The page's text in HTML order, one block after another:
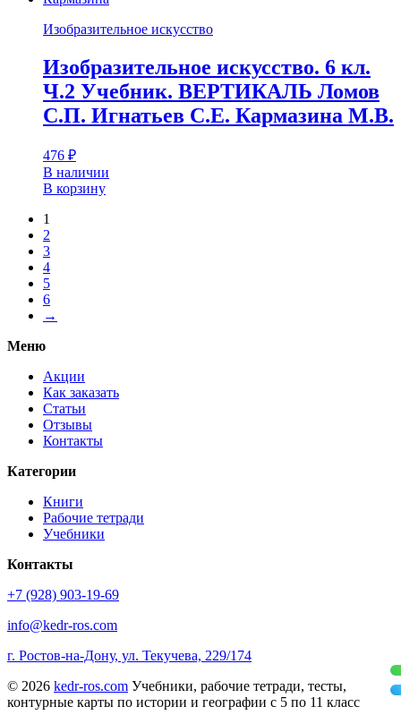
Изобразительное искусство
Изобразительное искусство. 6 кл.
Ч.2 Учебник. ВЕРТИКАЛЬ Ломов
С.П. Игнатьев С.Е. Кармазина М.В.
476 ₽
В наличии
В корзину
1
2
3
4
5
6
→
Меню
Акции
Как заказать
Статьи
Отзывы
Контакты
Категории
Книги
Рабочие тетради
Учебники
Контакты
+7 (928) 903-19-69
info@kedr-ros.com
г. Ростов-на-Дону, ул. Текучева, 229/174
© 2026 kedr-ros.com Учебники, рабочие тетради, тесты,
контурные карты по истории и географии с 5 по 11 класс